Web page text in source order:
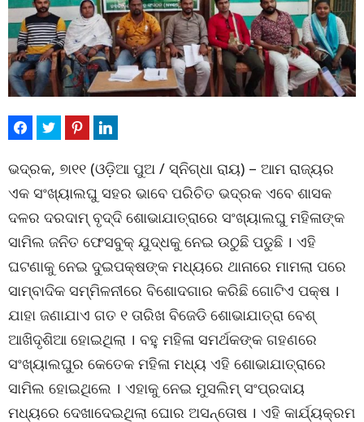
ଭଦ୍ରକ, ୭ା୧୧ (ଓଡ଼ିଆ ପୁଅ / ସ୍ନିଗ୍ଧା ରାୟ) – ଆମ ରାଜ୍ୟର
ଏକ ସଂଖ୍ୟାଲଘୁ ସହର ଭାବେ ପରିଚିତ ଭଦ୍ରକ ଏବେ ଶାସକ
ଦଳର ଦରଦାମ୍ ବୃଦ୍ଦି ଶୋଭାଯାତ୍ରାରେ ସଂଖ୍ୟାଲଘୁ ମହିଳାଙ୍କ
ସାମିଲ ଜନିତ ଫେସବୁକ୍ ଯୁଦ୍ଧକୁ ନେଇ ଉଠୁଛି ପଡୁଛି । ଏହି
ଘଟଣାକୁ ନେଇ ଦୁଇପକ୍ଷଙ୍କ ମଧ୍ୟରେ ଥାନାରେ ମାମଲା ପରେ
ସାମ୍ବାଦିକ ସମ୍ମିଳନୀରେ ବିଶୋଦଗାର କରିଛି ଗୋଟିଏ ପକ୍ଷ ।
ଯାହା ଜଣାଯାଏ ଗତ ୧ ତାରିଖ ବିଜେଡି ଶୋଭାଯାତ୍ରା ବେଶ୍
ଆଖିଦୃଶିଆ ହୋଇଥିଲା । ବହୁ ମହିଳା ସମର୍ଥକଙ୍କ ଗହଣରେ
ସଂଖ୍ୟାଲଘୁର କେତେକ ମହିଳା ମଧ୍ୟ ଏହି ଶୋଭାଯାତ୍ରାରେ
ସାମିଲ ହୋଇଥିଲେ । ଏହାକୁ ନେଇ ମୁସଲିମ୍ ସଂପ୍ରଦାୟ
ମଧ୍ୟରେ ଦେଖାଦେଇଥିଲା ଘୋର ଅସନ୍ତୋଷ । ଏହି କାର୍ଯ୍ୟକ୍ରମ